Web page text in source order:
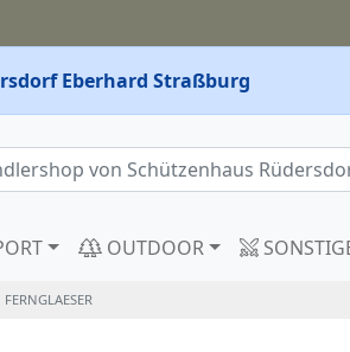
Eberhard Straßburg
OUTDOOR
FERNGLAESER